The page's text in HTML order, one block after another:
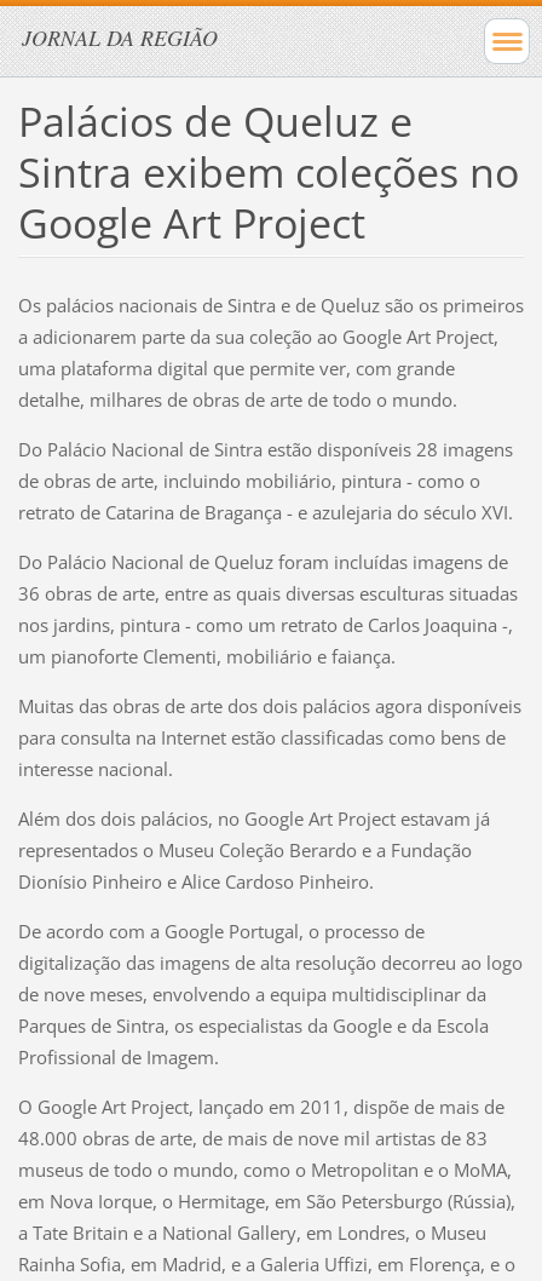
JORNAL DA REGIÃO
Palácios de Queluz e
Sintra exibem coleções no
Google Art Project
Os palácios nacionais de Sintra e de Queluz são os primeiros
a adicionarem parte da sua coleção ao Google Art Project,
uma plataforma digital que permite ver, com grande
detalhe, milhares de obras de arte de todo o mundo.
Do Palácio Nacional de Sintra estão disponíveis 28 imagens
de obras de arte, incluindo mobiliário, pintura - como o
retrato de Catarina de Bragança - e azulejaria do século XVI.
Do Palácio Nacional de Queluz foram incluídas imagens de
36 obras de arte, entre as quais diversas esculturas situadas
nos jardins, pintura - como um retrato de Carlos Joaquina -,
um pianoforte Clementi, mobiliário e faiança.
Muitas das obras de arte dos dois palácios agora disponíveis
para consulta na Internet estão classificadas como bens de
interesse nacional.
Além dos dois palácios, no Google Art Project estavam já
representados o Museu Coleção Berardo e a Fundação
Dionísio Pinheiro e Alice Cardoso Pinheiro.
De acordo com a Google Portugal, o processo de
digitalização das imagens de alta resolução decorreu ao logo
de nove meses, envolvendo a equipa multidisciplinar da
Parques de Sintra, os especialistas da Google e da Escola
Profissional de Imagem.
O Google Art Project, lançado em 2011, dispõe de mais de
48.000 obras de arte, de mais de nove mil artistas de 83
museus de todo o mundo, como o Metropolitan e o MoMA,
em Nova Iorque, o Hermitage, em São Petersburgo (Rússia),
a Tate Britain e a National Gallery, em Londres, o Museu
Rainha Sofia, em Madrid, e a Galeria Uffizi, em Florença, e o